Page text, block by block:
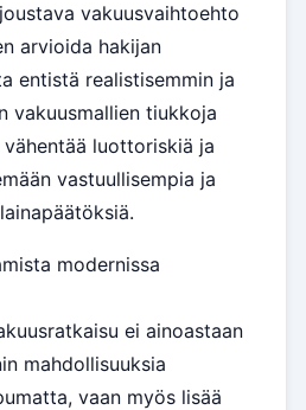
vakuusvaihtoehto
arvioida hakijan
entistä realistisemmin ja
vakuusmallien tiukkoja
luottoriskiä ja
vastuullisempia ja
modernissa
ei ainoastaan
mahdollisuuksia
vaan myös lisää